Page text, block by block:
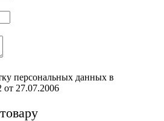
персональных данных в
27.07.2006